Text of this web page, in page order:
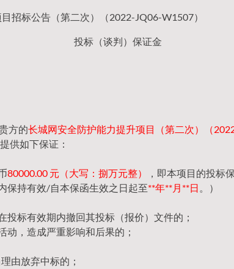
招标公告（第二次）（2022-JQ06-W1507）
投标（谈判）保证金
方的长城网安全防护能力提升项目（第二次）（
供如下保证：
80000.00 元（大写：捌万元整）
，即本项目的投标
保持有效/自本保函生效之日起至**年**月**日 。）
投标有效期内撤回其投标（报价）文件的；
动，造成严重影响和后果的；
由放弃中标的；